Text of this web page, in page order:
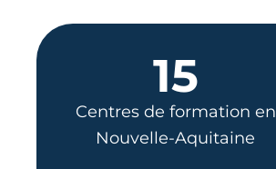
15
Centres de formation en
Nouvelle-Aquitaine